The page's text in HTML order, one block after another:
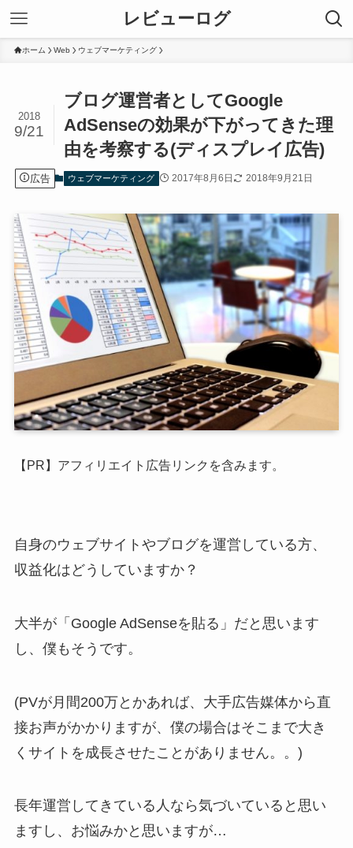
レビューログ
ホーム Web ウェブマーケティング
ブログ運営者としてGoogle
AdSenseの効果が下がってきた理
由を考察する(ディスプレイ広告)
2018
9/21
広告 ウェブマーケティング 2017年8月6日 2018年9月21日
【PR】アフィリエイト広告リンクを含みます。
自身のウェブサイトやブログを運営している方、
収益化はどうしていますか？
大半が「Google AdSenseを貼る」だと思います
し、僕もそうです。
(PVが月間200万とかあれば、大手広告媒体から直
接お声がかかりますが、僕の場合はそこまで大き
くサイトを成長させたことがありません。。)
長年運営してきている人なら気づいていると思い
ますし、お悩みかと思いますが…